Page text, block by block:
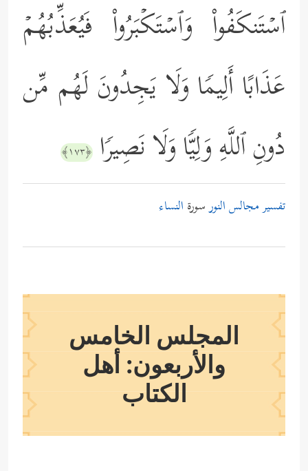
ٱسۡتَنكَفُواْ وَٱسۡتَكۡبَرُواْ فَیُعَذِّبُهُمۡ
عَذَابًا أَلِیمࣰا وَلَا یَجِدُونَ لَهُم مِّن
دُونِ ٱللَّهِ وَلِیࣰّا وَلَا نَصِیرࣰا ﴿١٧٣﴾
تفسير مجالس النورسورة النساء
المجلس الخامس
والأربعون: أهل
الكتاب